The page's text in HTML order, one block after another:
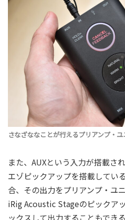
さなざななことが行えるプリアンプ・ユ
また、AUXという入力が搭載さ
エゾピックアップを搭載してい
合、その出力をプリアンプ・ユ
iRig Acoustic Stageのピックア